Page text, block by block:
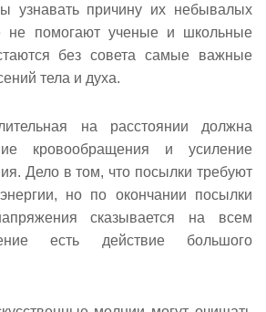
узнавать причину их небывалых
не помогают ученые и школьные
без совета самые важные
тела и духа.
на расстоянии должна
кровообращения и усиление
Дело в том, что посылки требуют
но по окончании посылки
сказывается на всем
есть действие большого